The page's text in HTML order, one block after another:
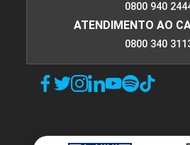
0800 940
ATENDIMENTO AO
0800 340